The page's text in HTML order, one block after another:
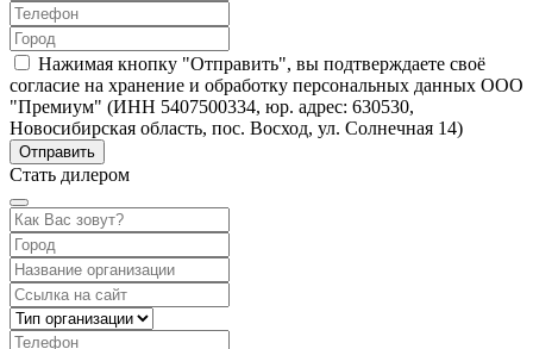
Нажимая кнопку "Отправить", вы подтверждаете своё
согласие на хранение и обработку персональных данных ООО
"Премиум" (ИНН 5407500334, юр. адрес: 630530,
Новосибирская область, пос. Восход, ул. Солнечная 14)
Стать дилером